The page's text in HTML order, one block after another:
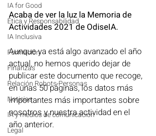
IA for Good
Ética y Responsabilidad
IA Inclusiva
Formación
Finanzas
Relación Robots-Personas
Noticias
IA y medios de comunicación
Legal
Acaba de ver la luz la Memoria de
Actividades 2021 de OdiseIA.
Aunque ya está algo avanzado el año
actual, no hemos querido dejar de
publicar este documento que recoge,
en unas 50 páginas, los datos más
importantes más importantes sobre
nosotros y nuestra actividad en el
año anterior.